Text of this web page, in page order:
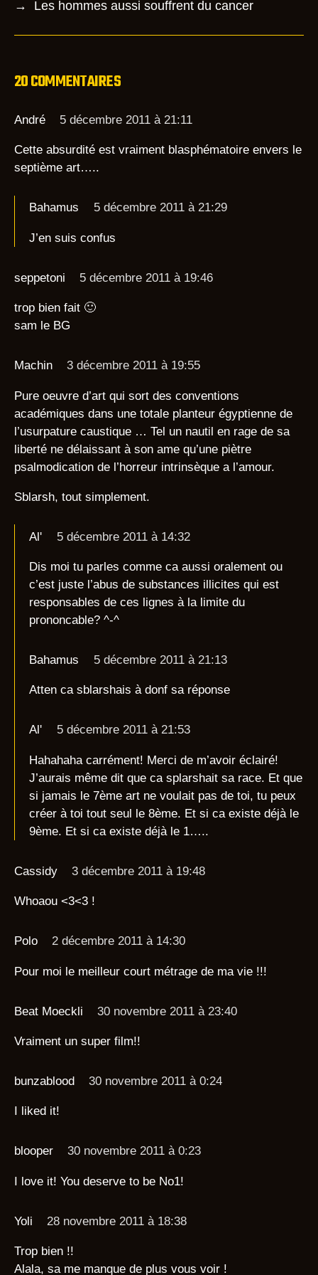
→ Les hommes aussi souffrent du cancer
20 COMMENTAIRES
André 5 décembre 2011 à 21:11
Cette absurdité est vraiment blasphématoire envers le
septième art…..
Bahamus 5 décembre 2011 à 21:29
J’en suis confus
seppetoni 5 décembre 2011 à 19:46
trop bien fait 🙂
sam le BG
Machin 3 décembre 2011 à 19:55
Pure oeuvre d’art qui sort des conventions
académiques dans une totale planteur égyptienne de
l’usurpature caustique … Tel un nautil en rage de sa
liberté ne délaissant à son ame qu’une piètre
psalmodication de l’horreur intrinsèque a l’amour.
Sblarsh, tout simplement.
Al' 5 décembre 2011 à 14:32
Dis moi tu parles comme ca aussi oralement ou
c’est juste l’abus de substances illicites qui est
responsables de ces lignes à la limite du
prononcable? ^-^
Bahamus 5 décembre 2011 à 21:13
Atten ca sblarshais à donf sa réponse
Al' 5 décembre 2011 à 21:53
Hahahaha carrément! Merci de m’avoir éclairé!
J’aurais même dit que ca splarshait sa race. Et que
si jamais le 7ème art ne voulait pas de toi, tu peux
créer à toi tout seul le 8ème. Et si ca existe déjà le
9ème. Et si ca existe déjà le 1…..
Cassidy 3 décembre 2011 à 19:48
Whoaou <3<3 !
Polo 2 décembre 2011 à 14:30
Pour moi le meilleur court métrage de ma vie !!!
Beat Moeckli 30 novembre 2011 à 23:40
Vraiment un super film!!
bunzablood 30 novembre 2011 à 0:24
I liked it!
blooper 30 novembre 2011 à 0:23
I love it! You deserve to be No1!
Yoli 28 novembre 2011 à 18:38
Trop bien !!
Alala, sa me manque de plus vous voir !